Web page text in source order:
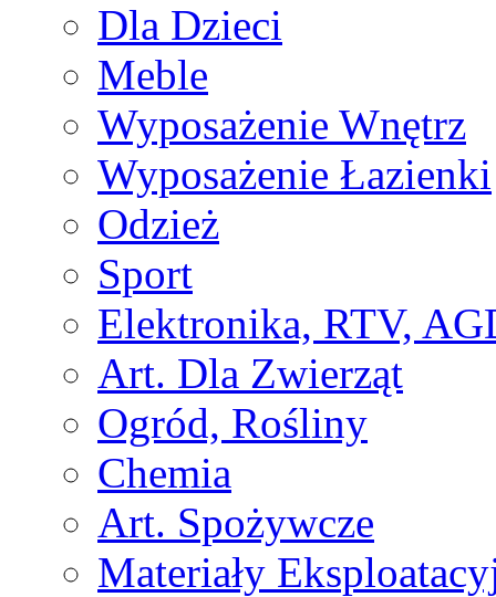
Dla Dzieci
Meble
Wyposażenie Wnętrz
Wyposażenie Łazienki
Odzież
Sport
Elektronika, RTV,
Art. Dla Zwierząt
Ogród, Rośliny
Chemia
Art. Spożywcze
Materiały